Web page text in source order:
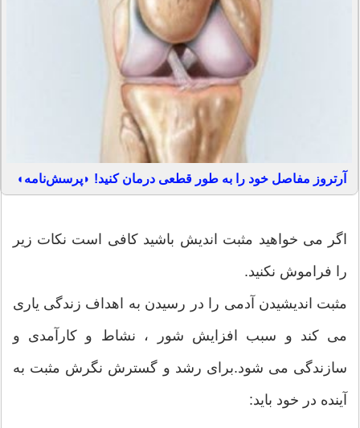
آرتروز مفاصل خود را به طور قطعی درمان کنید! ◗پرسش‌نامه◖
اگر می خواهید مثبت اندیش باشید کافی است نکات زیر
را فراموش نکنید.
مثبت اندیشیدن آدمی را در رسیدن به اهداف زندگی یاری
می کند و سبب افزایش شور ، نشاط و کارآمدی و
سازندگی می شود.برای رشد و گسترش نگرش مثبت به
آینده در خود باید: